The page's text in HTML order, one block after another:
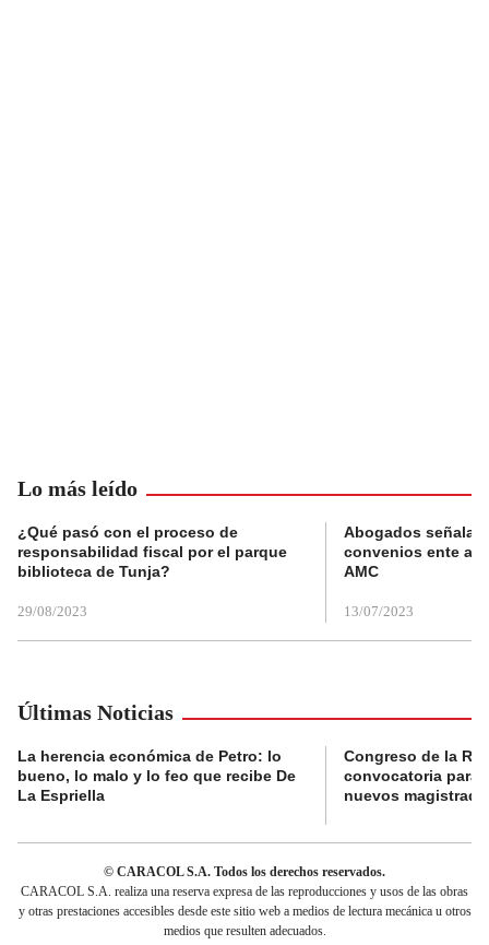
Lo más leído
¿Qué pasó con el proceso de
responsabilidad fiscal por el parque
biblioteca de Tunja?
29/08/2023
Abogados
convenios ente
AMC
13/07/2023
Últimas Noticias
La herencia económica de Petro: lo
bueno, lo malo y lo feo que recibe De
La Espriella
Congreso de la
convocatoria para
nuevos
© CARACOL S.A. Todos los derechos reservados.
CARACOL S.A. realiza una reserva expresa de las reproducciones y usos de las obras
y otras prestaciones accesibles desde este sitio web a medios de lectura mecánica u otros
medios que resulten adecuados.